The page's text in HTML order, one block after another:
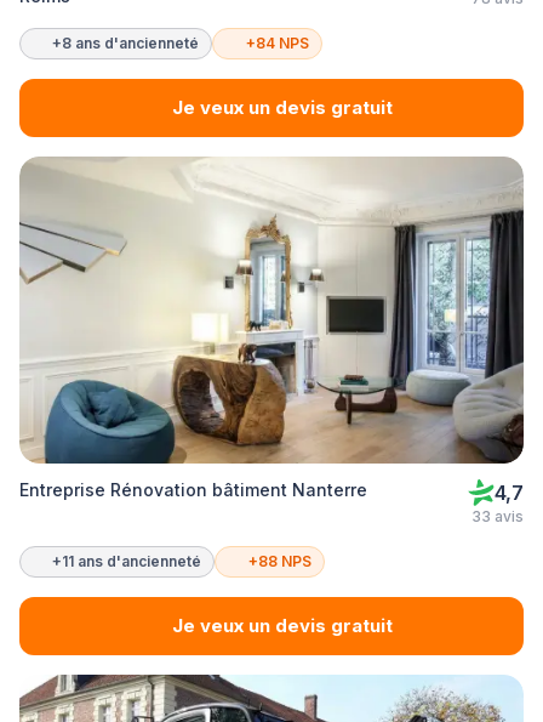
+8 ans d'ancienneté +84 NPS
Je veux un devis gratuit
Entreprise Rénovation bâtiment Nanterre 4,7
33 avis
+11 ans d'ancienneté +88 NPS
Je veux un devis gratuit